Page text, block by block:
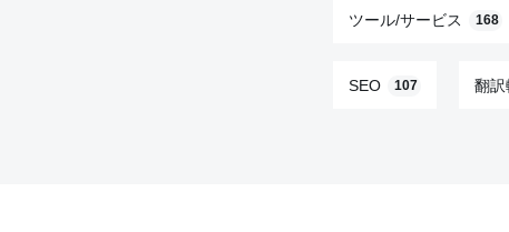
ツール/サービス 168
SEO 107 翻訳